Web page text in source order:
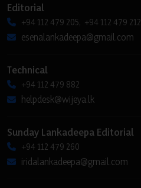
Editorial
+94 112 479 205, +94 112 479 212
esenalankadeepa@gmail.com
Technical
+94 112 479 882
helpdesk@wijeya.lk
Sunday Lankadeepa Editorial
+94 112 479 260
iridalankadeepa@gmail.com